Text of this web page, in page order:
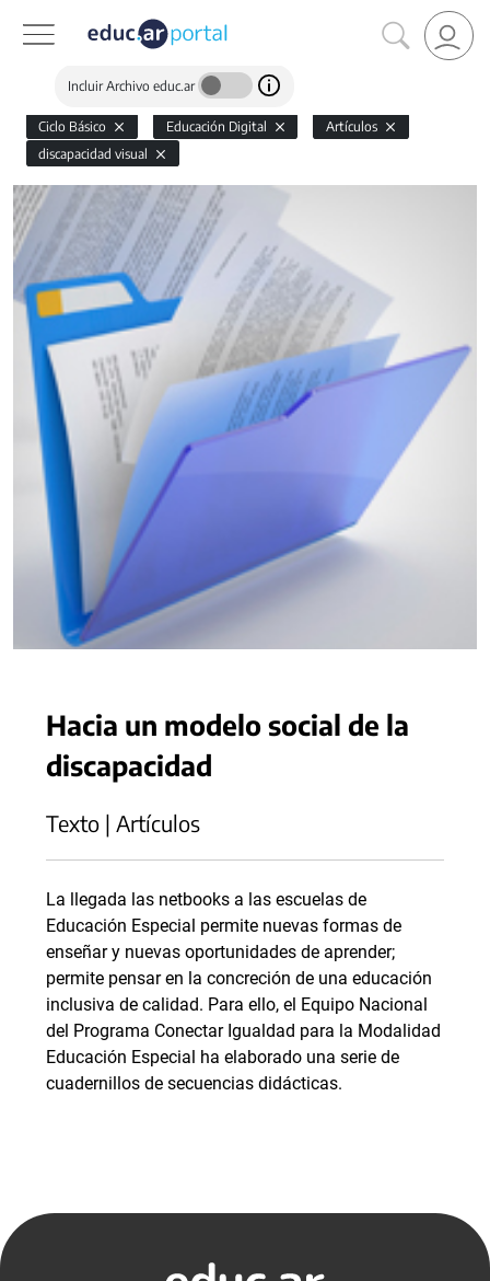
Incluir Archivo educ.ar
Ciclo Básico Educación Digital
Artículos
discapacidad visual
Hacia un modelo social de la
discapacidad
Texto | Artículos
La llegada las netbooks a las escuelas de
Educación Especial permite nuevas formas de
enseñar y nuevas oportunidades de aprender;
permite pensar en la concreción de una educación
inclusiva de calidad. Para ello, el Equipo Nacional
del Programa Conectar Igualdad para la Modalidad
Educación Especial ha elaborado una serie de
cuadernillos de secuencias didácticas.